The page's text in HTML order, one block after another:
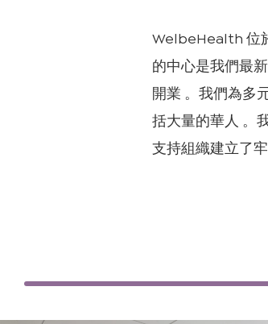
WelbeHealth 位
的中心是我們最
開業 。我們為多
括大量的華人 。
支持組織建立了牢